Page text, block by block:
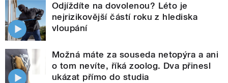
Odjíždíte na dovolenou? Léto je
nejrizikovější částí roku z hlediska
vloupání
Možná máte za souseda netopýra a ani
o tom nevíte, říká zoolog. Dva přinesl
ukázat přímo do studia